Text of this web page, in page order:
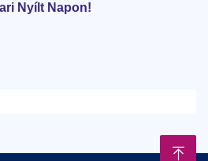
Nyílt Napon!